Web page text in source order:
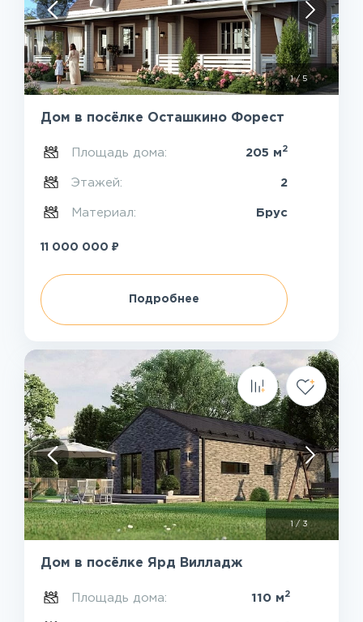
1/5
Дом в посёлке Осташкино Форест
Площадь дома: 205 м 2
Этажей: 2
Материал: Брус
11 000 000 ₽
Подробнее
/ 3
Дом в посёлке Ярд Вилладж
Площадь дома: 110 м 2